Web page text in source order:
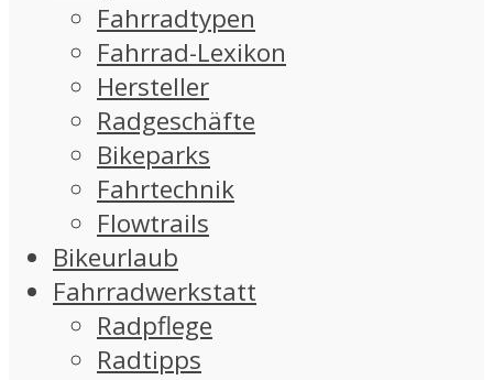
Fahrradtypen
Fahrrad-Lexikon
Hersteller
Radgeschäfte
Bikeparks
Fahrtechnik
Flowtrails
Bikeurlaub
Fahrradwerkstatt
Radpflege
Radtipps